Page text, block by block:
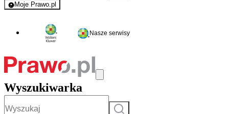
Moje Prawo.pl
- rejestracja i logowanie do serwisu
Nasze serwisy
Wyszukiwarka
Szukaj